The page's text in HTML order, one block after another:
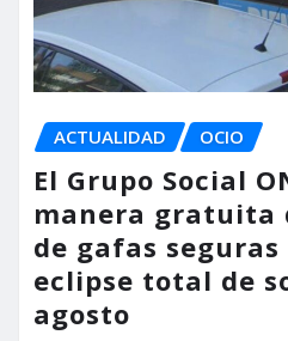
ACTUALIDAD OCIO
El Grupo Social
manera gratuita
de gafas
eclipse total de
agosto